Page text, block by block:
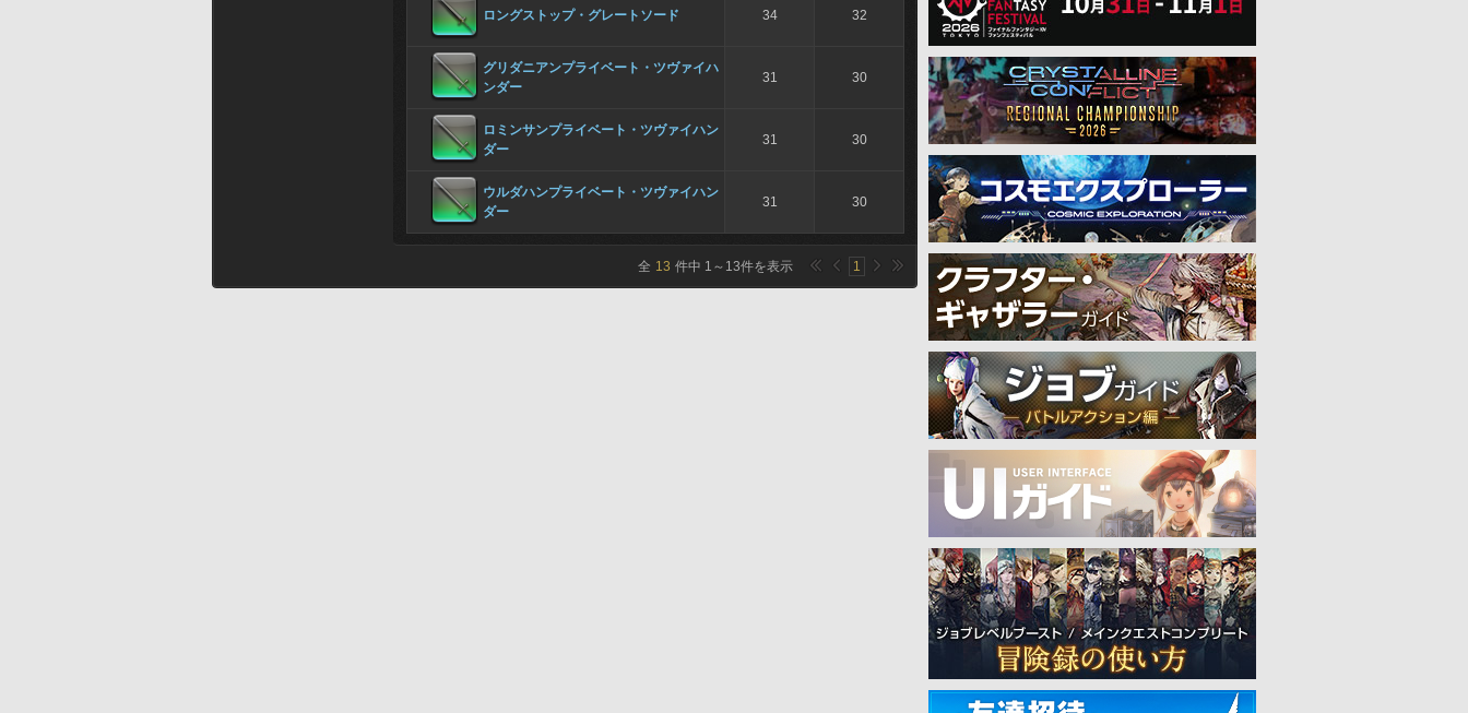
ロングストップ・グレートソード 34 32
グリダニアンプライベート・ツヴァイハ
ンダー
31 30
ロミンサンプライベート・ツヴァイハン
ダー
31 30
ウルダハンプライベート・ツヴァイハン
ダー
31 30
全 13 件中 1 ～ 13件を表示 1